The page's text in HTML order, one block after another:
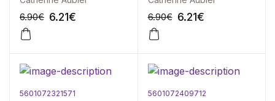
6.90€ 6.21€ 6.90€ 6.21€
5601072321571 5601072409712